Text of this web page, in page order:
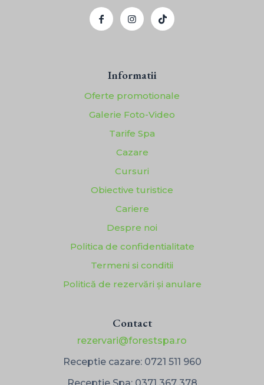
Informatii
Oferte promotionale
Galerie Foto-Video
Tarife Spa
Cazare
Cursuri
Obiective turistice
Cariere
Despre noi
Politica de confidentialitate
Termeni si conditii
Politică de rezervări și anulare
Contact
rezervari@forestspa.ro
Receptie cazare: 0721 511 960